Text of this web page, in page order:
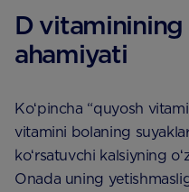
D
ahamiyati
Koʻpincha “quyosh
vitamini bolaning
koʻrsatuvchi kalsiyning
Onada uning